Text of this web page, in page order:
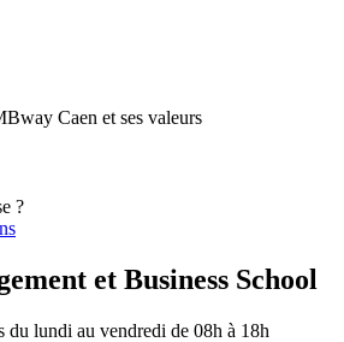
Caen et ses valeurs
?
et Business School
du lundi au vendredi de 08h à 18h